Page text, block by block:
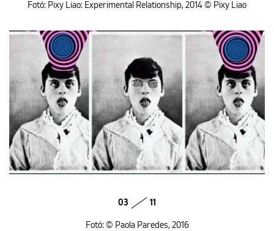
Fotó: Pixy Liao: Experimental Relationship, 2014 © Pixy Liao
03 11
Fotó: © Paola Paredes, 2016